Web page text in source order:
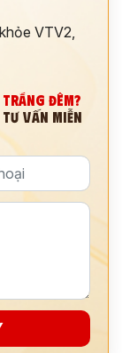
VTV2,
ĐÊM?
VẤN MIỄN